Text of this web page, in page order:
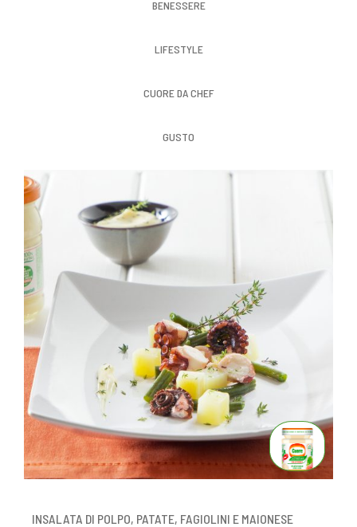
BENESSERE
LIFESTYLE
CUORE DA CHEF
GUSTO
INSALATA DI POLPO, PATATE, FAGIOLINI E MAIONESE